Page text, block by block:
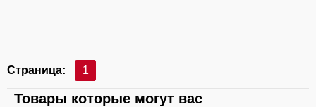
Страница: 1
Товары которые могут вас